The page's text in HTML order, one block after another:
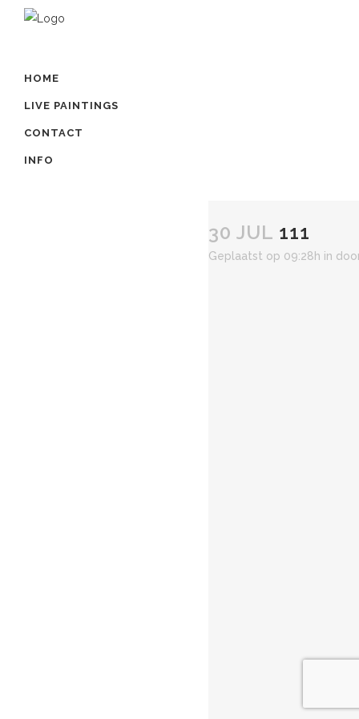
HOME
LIVE PAINTINGS
CONTACT
INFO
30 JUL 111
Geplaatst op 09:28h in